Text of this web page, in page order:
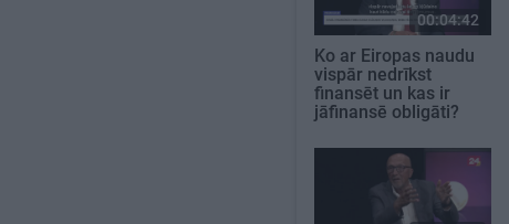
00:04:42
Ko ar Eiropas naudu
vispār nedrīkst
finansēt un kas ir
jāfinansē obligāti?